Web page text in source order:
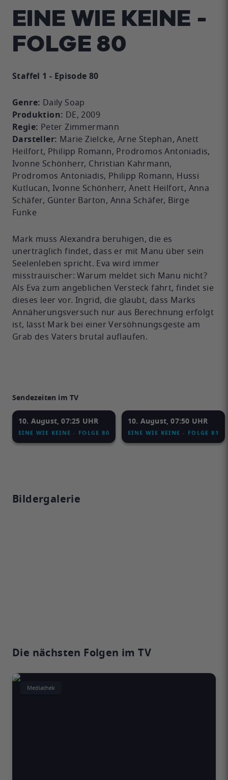
EINE WIE KEINE -
FOLGE 80
Staffel 1 - Episode 80
Genre: Daily Soap
Produktion: DE, 2009
Regie: Peter Zimmermann
Darsteller: Marie Zielcke, Arne Stephan, Anett
Heilfort, Philipp Romann, Prodromos Antoniadis,
Ivonne Schönherr, Christian Kahrmann,
Prodromos Antoniadis, Philipp Romann, Hussi
Kutlucan, Ivonne Schönherr, Anett Heilfort, Anna
Schäfer, Günter Barton, Anna Schäfer, Birge
Funke
Mark muss Alexandra beruhigen, die es
unerträglich findet, dass er mit Manu über sein
Seelenleben spricht. Eva wird immer
misstrauischer: Warum meldet sich Manu nicht?
Als Eva zum angeblichen Versteck fährt, findet sie
dieses leer vor. Ingrid, die glaubt, dass Marks
Annäherungsversuch nur aus Berechnung erfolgt
ist, lässt Mark bei einer Versöhnungsgeste am
Grab des Vaters brutal auflaufen.
Sendezeiten im TV
10. August, 07:25 UHR
EINE WIE KEINE - FOLGE 80
10. August, 07:50 UHR
EINE WIE KEINE - FOLGE 81
Bildergalerie
Die nächsten Folgen im TV
Mediathek